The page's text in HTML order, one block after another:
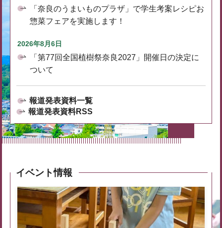
「奈良のうまいものプラザ」で学生考案レシピお
惣菜フェアを実施します！
2026年8月6日
「第77回全国植樹祭奈良2027」開催日の決定に
ついて
報道発表資料一覧
報道発表資料RSS
イベント情報